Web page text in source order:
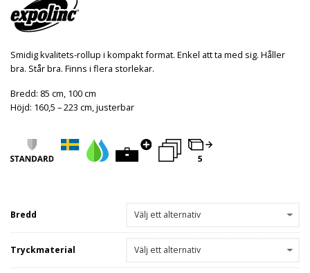
Smidig kvalitets-rollup i kompakt format. Enkel att ta med sig. Håller
bra. Står bra. Finns i flera storlekar.
Bredd: 85 cm, 100 cm
Höjd: 160,5 – 223 cm, justerbar
Bredd
Tryckmaterial